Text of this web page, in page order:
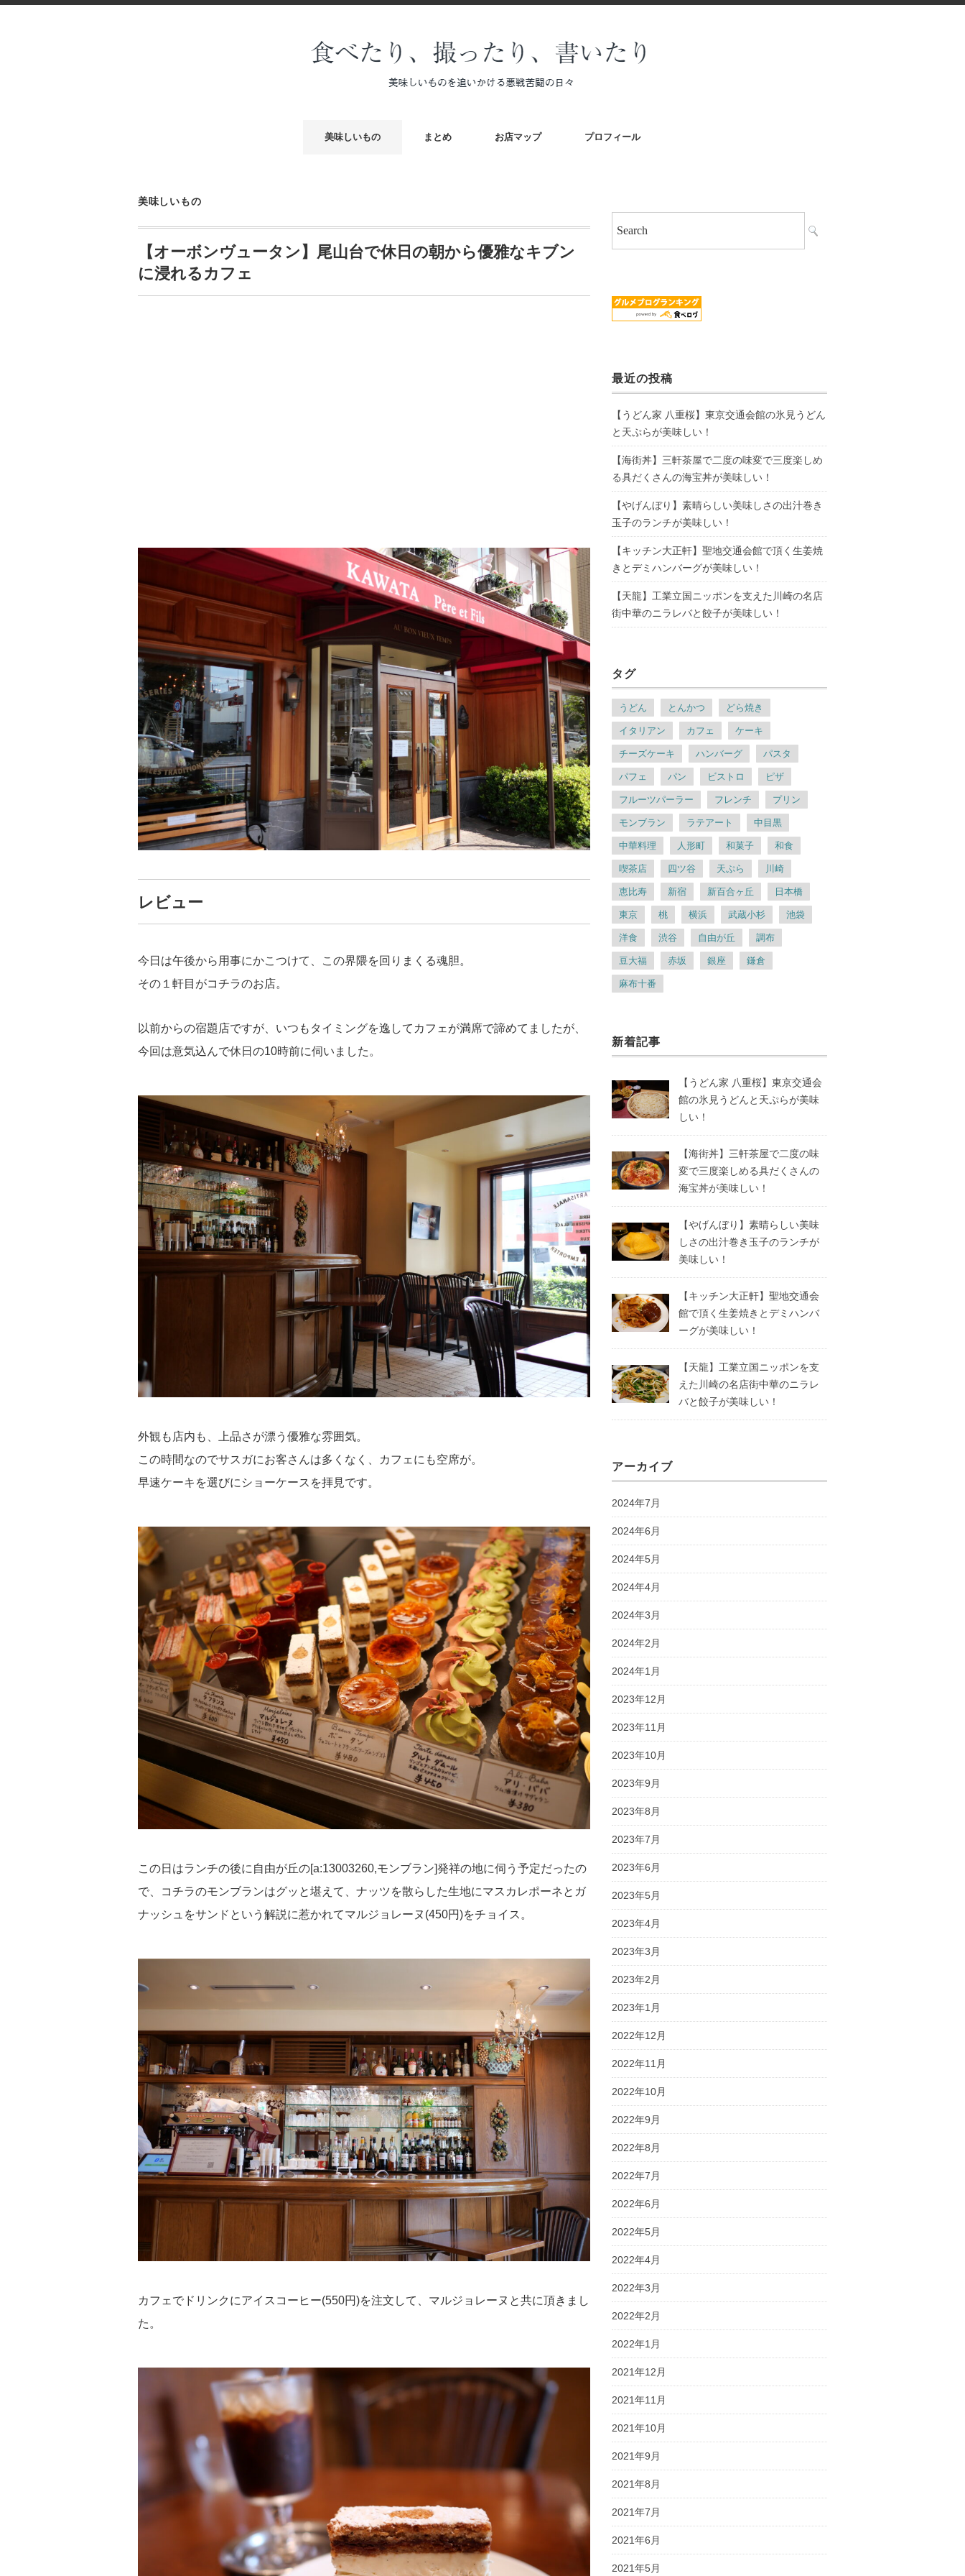
美味しいもの まとめ お店マップ プロフィール
美味しいもの
【オーボンヴュータン】尾山台で休日の朝から優雅なキブン
に浸れるカフェ
レビュー
今日は午後から用事にかこつけて、この界隈を回りまくる魂胆。
その１軒目がコチラのお店。
以前からの宿題店ですが、いつもタイミングを逸してカフェが満席で諦めてましたが、
今回は意気込んで休日の10時前に伺いました。
外観も店内も、上品さが漂う優雅な雰囲気。
この時間なのでサスガにお客さんは多くなく、カフェにも空席が。
早速ケーキを選びにショーケースを拝見です。
この日はランチの後に自由が丘の[a:13003260,モンブラン]発祥の地に伺う予定だったの
で、コチラのモンブランはグッと堪えて、ナッツを散らした生地にマスカレポーネとガ
ナッシュをサンドという解説に惹かれてマルジョレーヌ(450円)をチョイス。
カフェでドリンクにアイスコーヒー(550円)を注文して、マルジョレーヌと共に頂きまし
た。
最近の投稿
【うどん家 八重桜】東京交通会館の氷見うどん
と天ぷらが美味しい！
【海街丼】三軒茶屋で二度の味変で三度楽しめ
る具だくさんの海宝丼が美味しい！
【やげんぼり】素晴らしい美味しさの出汁巻き
玉子のランチが美味しい！
【キッチン大正軒】聖地交通会館で頂く生姜焼
きとデミハンバーグが美味しい！
【天龍】工業立国ニッポンを支えた川崎の名店
街中華のニラレバと餃子が美味しい！
タグ
うどん とんかつ どら焼き
イタリアン カフェ ケーキ
チーズケーキ ハンバーグ パスタ
パフェ パン ビストロ ピザ
フルーツパーラー フレンチ プリン
モンブラン ラテアート 中目黒
中華料理 人形町 和菓子 和食
喫茶店 四ツ谷 天ぷら 川崎
恵比寿 新宿 新百合ヶ丘 日本橋
東京 桃 横浜 武蔵小杉 池袋
洋食 渋谷 自由が丘 調布
豆大福 赤坂 銀座 鎌倉
麻布十番
新着記事
【うどん家 八重桜】東京交通会
館の氷見うどんと天ぷらが美味
しい！
【海街丼】三軒茶屋で二度の味
変で三度楽しめる具だくさんの
海宝丼が美味しい！
【やげんぼり】素晴らしい美味
しさの出汁巻き玉子のランチが
美味しい！
【キッチン大正軒】聖地交通会
館で頂く生姜焼きとデミハンバ
ーグが美味しい！
【天龍】工業立国ニッポンを支
えた川崎の名店街中華のニラレ
バと餃子が美味しい！
アーカイブ
2024年7月
2024年6月
2024年5月
2024年4月
2024年3月
2024年2月
2024年1月
2023年12月
2023年11月
2023年10月
2023年9月
2023年8月
2023年7月
2023年6月
2023年5月
2023年4月
2023年3月
2023年2月
2023年1月
2022年12月
2022年11月
2022年10月
2022年9月
2022年8月
2022年7月
2022年6月
2022年5月
2022年4月
2022年3月
2022年2月
2022年1月
2021年12月
2021年11月
2021年10月
2021年9月
2021年8月
2021年7月
2021年6月
2021年5月